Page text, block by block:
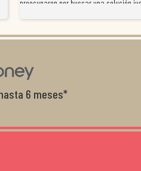
preocuparon por buscar una solución
con el cliente, y me ofrecieron unas
recomendables.
6 meses*